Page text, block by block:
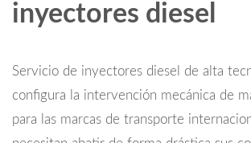
inyectores diesel
Servicio de inyectores diesel de alta
configura la intervención mecánica de
para las marcas de transporte